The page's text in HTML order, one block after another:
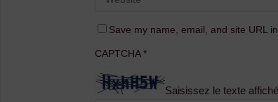
Save my name, email, and site URL
CAPTCHA*
Saisissez le texte